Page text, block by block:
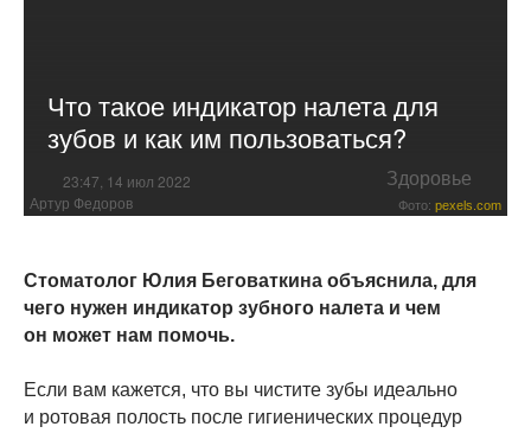
Что такое индикатор налета для
зубов и как им пользоваться?
23:47, 14 июл 2022 Здоровье
Артур Федоров Фото: pexels.com
Стоматолог Юлия Беговаткина объяснила, для
чего нужен индикатор зубного налета и чем
он может нам помочь.
Если вам кажется, что вы чистите зубы идеально
и ротовая полость после гигиенических процедур